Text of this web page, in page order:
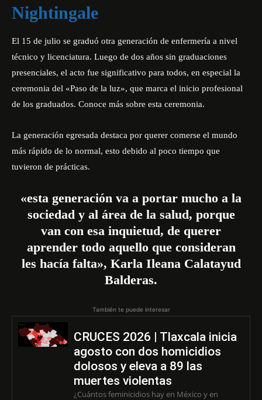
Nightingale
El 15 de julio se graduó otra generación de enfermería a nivel
técnico y licenciatura. Luego de dos años sin graduaciones
presenciales, el acto fue significativo para todos, en especial la
ceremonia del «Paso de la luz», que marca el inicio profesional
de los graduados. Conoce más sobre esta ceremonia.
La generación egresada destaca por querer comerse el mundo
más rápido de lo normal, esto debido al poco tiempo que
tuvieron de prácticas.
«esta generación va a portar mucho a la
sociedad y al área de la salud, porque
van con esa inquietud, de querer
aprender todo aquello que consideran
les hacía falta», Karla Ileana Calatayud
Balderas.
También te puede interesar
CRUCES 2026 | Tlaxcala inicia
agosto con dos homicidios
dolosos y eleva a 89 las
muertes violentas
¿Cuántos feminicidios hay en México y en